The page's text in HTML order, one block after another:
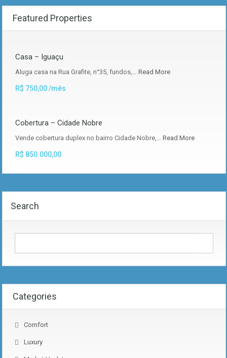
Featured Properties
Casa – Iguaçu
Aluga casa na Rua Grafite, n°35, fundos,… Read More
R$ 750,00 /mês
Cobertura – Cidade Nobre
Vende cobertura duplex no bairro Cidade Nobre,… Read More
R$ 850.000,00
Search
Categories
Comfort
Luxury